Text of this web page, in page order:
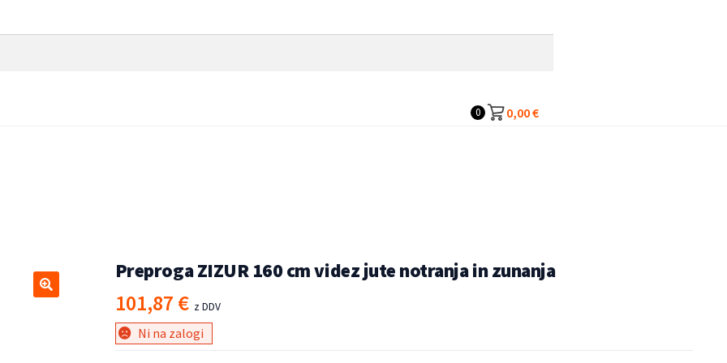
0 0,00€
Preproga ZIZUR 160 cm videz jute notranja in zunanja
101,87 € z DDV
Ni na zalogi